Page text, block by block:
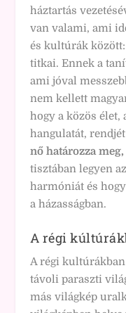
háztartás
van valami, ami
és kultúrák
titkai. Ennek a
ami jóval
nem kellett
hogy a közös élet,
hangulatát,
nő határozza meg,
tisztában legyen
harmóniát és
a házasságban.
A régi
A régi
távoli paraszti
más világkép